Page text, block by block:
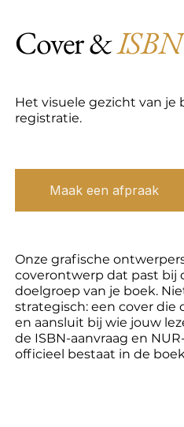
Cover &ISBN
Het visuele gezicht van je
registratie.
Maak een afpraak
Onze grafische
coverontwerp dat past bij
doelgroep van je boek.
strategisch: een cover die
en aansluit bij wie jouw
de ISBN-aanvraag en
officieel bestaat in de